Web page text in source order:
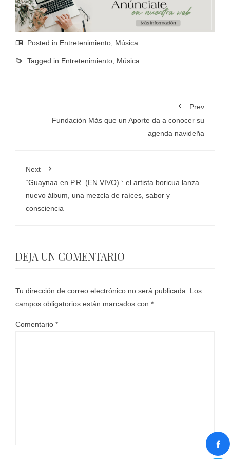
Posted in Entretenimiento Música
Tagged in Entretenimiento Música
Prev
Fundación Más que un Aporte da a conocer su
agenda navideña
Next
“Guaynaa en P.R. (EN VIVO)”: el artista boricua lanza
nuevo álbum, una mezcla de raíces, sabor y
consciencia
DEJA UN COMENTARIO
Tu dirección de correo electrónico no será publicada.
Los
campos obligatorios están marcados con *
Comentario *